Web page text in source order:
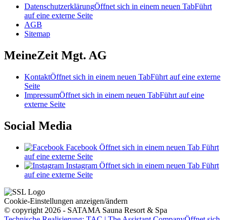
DatenschutzerklärungÖffnet sich in einem neuen TabFührt
auf eine externe Seite
AGB
Sitemap
MeineZeit Mgt. AG
KontaktÖffnet sich in einem neuen TabFührt auf eine externe
Seite
ImpressumÖffnet sich in einem neuen TabFührt auf eine
externe Seite
Social Media
Facebook Öffnet sich in einem neuen Tab Führt
auf eine externe Seite
Instagram Öffnet sich in einem neuen Tab Führt
auf eine externe Seite
Cookie-Einstellungen anzeigen/ändern
© copyright 2026 - SATAMA Sauna Resort & Spa